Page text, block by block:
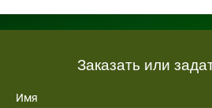
Заказать или
Имя